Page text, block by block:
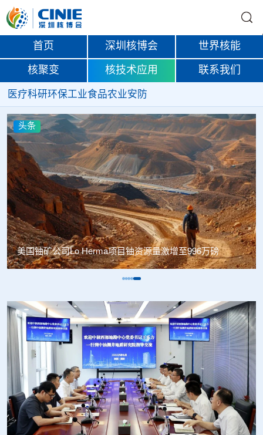
首页 深圳核博会 世界核能
核聚变 核技术应用 联系我们
医疗科研环保工业食品农业安防
头条
美国铀矿公司Lo Herma项目铀资源量激增至996万磅